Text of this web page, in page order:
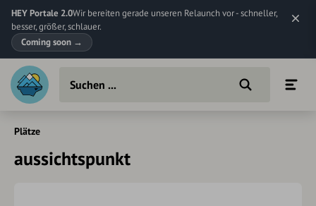
HEY Portale 2.0Wir bereiten gerade unseren Relaunch vor - schneller,
besser, größer, schlauer.
Coming soon →
Plätze
aussichtspunkt